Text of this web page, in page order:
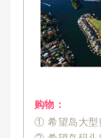
购物：
① 希望岛大型